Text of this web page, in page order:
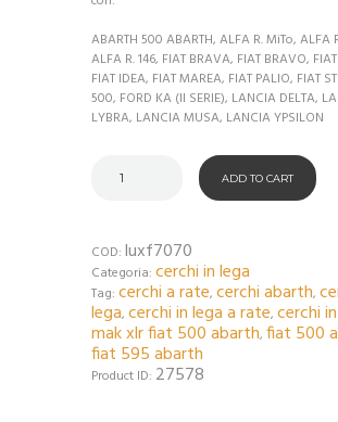
ABARTH 500 ABARTH, ALFA R. MiTo, ALFA
ALFA R. 146, FIAT BRAVA, FIAT BRAVO,
FIAT IDEA, FIAT MAREA, FIAT PALIO, FIAT
500, FORD KA (II SERIE), LANCIA DELTA,
LYBRA, LANCIA MUSA, LANCIA YPSILON
ADD TO CART
COD: luxf7070
Categoria: cerchi in lega
Tag: cerchi a rate, cerchi abarth,
lega, cerchi in lega a rate, cerchi
mak xlr fiat 500 abarth, fiat 500
fiat 595 abarth
Product ID: 27578